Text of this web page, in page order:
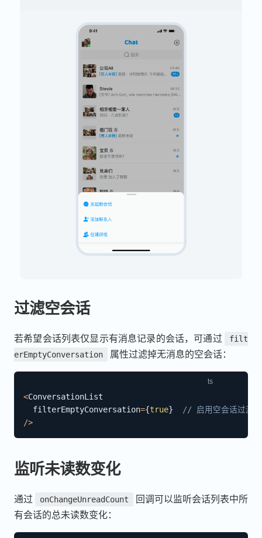
过滤空会话
若希望会话列表仅显示有消息记录的会话，可通过
filt
erEmptyConversation
属性过滤掉无消息的空会话：
<ConversationList
  filterEmptyConversation
={true}
// 启用空会话过滤
/>
监听未读数变化
通过 onChangeUnreadCount
回调可以监听会话列表中所
有会话的总未读数变化：